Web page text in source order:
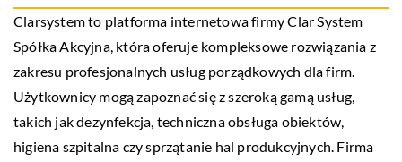
Clarsystem to platforma internetowa firmy Clar System
Spółka Akcyjna, która oferuje kompleksowe rozwiązania z
zakresu profesjonalnych usług porządkowych dla firm.
Użytkownicy mogą zapoznać się z szeroką gamą usług,
takich jak dezynfekcja, techniczna obsługa obiektów,
higiena szpitalna czy sprzątanie hal produkcyjnych. Firma